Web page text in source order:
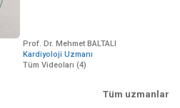
Prof. Dr. Mehmet BALTALI
Kardiyoloji Uzmanı
Tüm Videoları (4)
Tüm uzmanlar